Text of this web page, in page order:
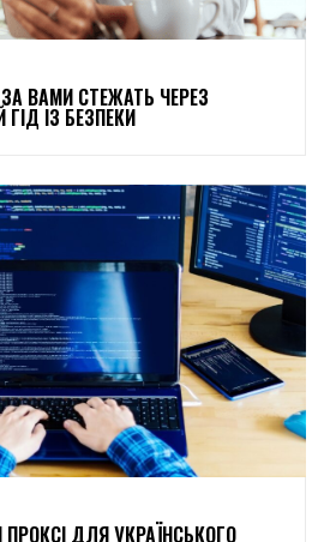
ВАМИ СТЕЖАТЬ ЧЕРЕЗ
ІЗ БЕЗПЕКИ
ПРОКСІ ДЛЯ УКРАЇНСЬКОГО